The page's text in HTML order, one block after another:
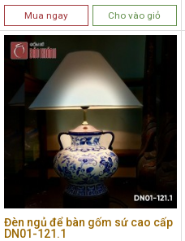
Mua ngay Cho vào giỏ
Đèn ngủ để bàn gốm sứ cao cấp
DN01-121.1